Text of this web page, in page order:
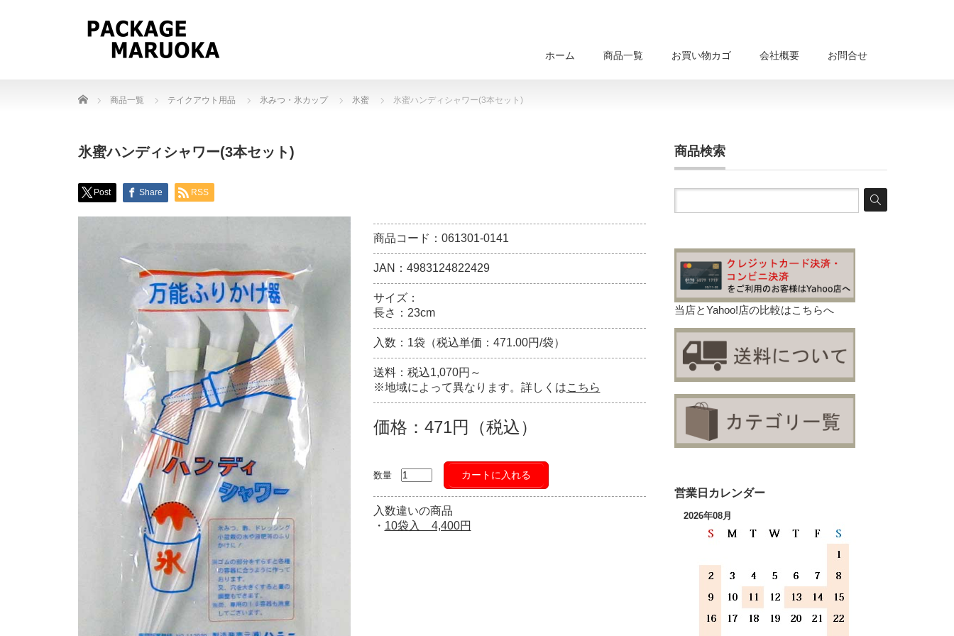
ホーム 商品一覧 お買い物カゴ 会社概要 お問合せ
Home 商品一覧 テイクアウト用品 氷みつ・氷カップ 氷蜜 氷蜜ハンディシャワー(3本セット)
氷蜜ハンディシャワー(3本セット)
Post Share RSS
商品コード：061301-0141
JAN：4983124822429
サイズ：
長さ：23cm
入数：1袋（税込単価：471.00円/袋）
送料：税込1,070円～
※地域によって異なります。詳しくはこちら
価格：471円（税込）
数量 カートに入れる
入数違いの商品
・ 10袋入 4,400円
商品検索
当店とYahoo!店の比較はこちらへ
営業日カレンダー
2026年08月